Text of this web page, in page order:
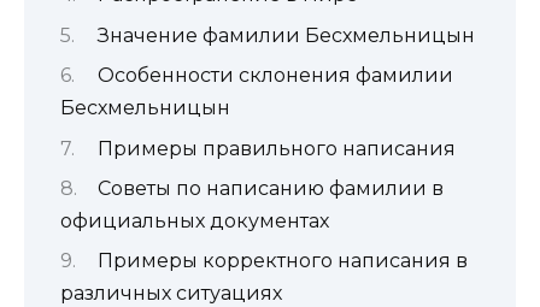
Значение фамилии Бесхмельницын
Особенности склонения фамилии
Бесхмельницын
Примеры правильного написания
Советы по написанию фамилии в
официальных документах
Примеры корректного написания в
различных ситуациях